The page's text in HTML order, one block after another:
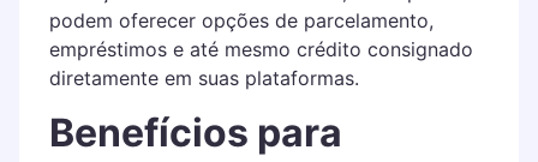
podem oferecer opções de parcelamento,
empréstimos e até mesmo crédito consignado
diretamente em suas plataformas.
Benefícios para